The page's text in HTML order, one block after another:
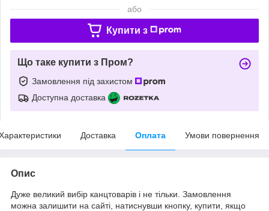
або
Купити з
Що таке купити з Пром?
Замовлення під захистом
Доступна доставка
Доставка Оплата Умови повернення
Опис
Дуже великий вибір канцтоварів і не тільки. Замовлення
можна залишити на сайті, натиснувши кнопку, купити, якщо